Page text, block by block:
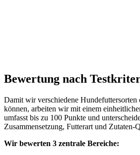
Bewertung nach
Damit wir verschiedene
können, arbeiten wir mit einem
umfasst bis zu 100 Punkte und
Zusammensetzung, Futterart und Zutaten-
Wir bewerten 3 zentrale Bereiche: